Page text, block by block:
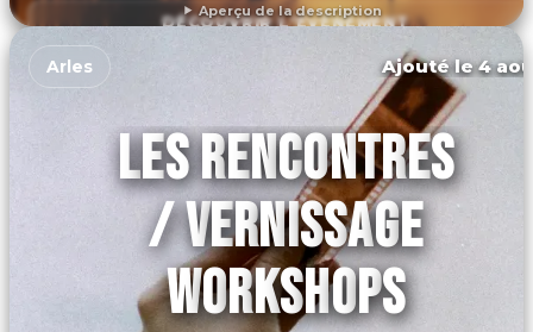
Aperçu de la description
DÉCOUVRIR L'ÉVÉNEMENT
Arles Ajouté le 4
LES RENCONTRES
/ VERNISSAGE
WORKSHOPS